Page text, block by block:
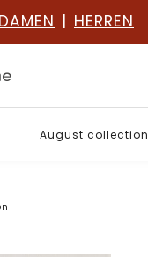
DAMEN | HERREN
August collection